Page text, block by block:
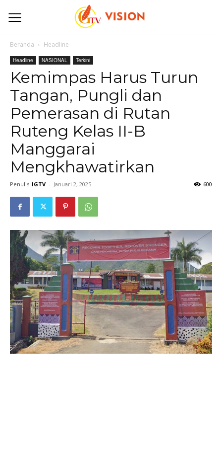
Beranda Headline
Headline NASIONAL Terkini
Kemimpas Harus Turun
Tangan, Pungli dan
Pemerasan di Rutan
Ruteng Kelas II-B
Manggarai
Mengkhawatirkan
Penulis IGTV - Januari 2, 2025 600